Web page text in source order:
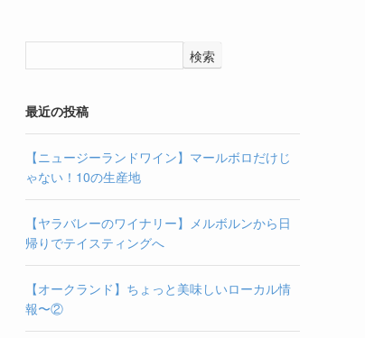
検索
最近の投稿
【ニュージーランドワイン】マールボロだけじ
ゃない！10の生産地
【ヤラバレーのワイナリー】メルボルンから日
帰りでテイスティングへ
【オークランド】ちょっと美味しいローカル情
報〜②